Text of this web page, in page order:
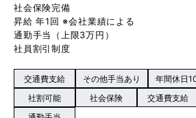
社会保険完備
昇給 年1回 ※会社業績による
通勤手当（上限3万円）
社員割引制度
交通費支給 その他手当あり
年間休日
社割可能
社会保険 交通費支給